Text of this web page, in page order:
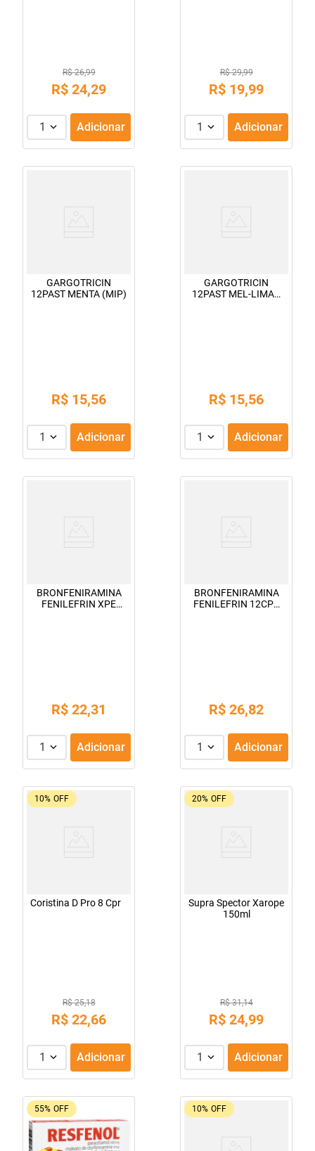
R$ 26,99
R$ 24,29
1 Adicionar
R$ 29,99
R$ 19,99
1 Adicionar
GARGOTRICIN
12PAST MENTA (MIP)
R$ 15,56
1 Adicionar
GARGOTRICIN
12PAST MEL-LIMAO
R$ 15,56
1 Adicionar
BRONFENIRAMINA
FENILEFRIN XPE
R$ 22,31
1 Adicionar
BRONFENIRAMINA
FENILEFRIN 12CPR
R$ 26,82
1 Adicionar
10% OFF
Coristina D Pro 8 Cpr
R$ 25,18
R$ 22,66
1 Adicionar
20% OFF
Supra Spector Xarope
150ml
R$ 31,14
R$ 24,99
1 Adicionar
55% OFF 10% OFF